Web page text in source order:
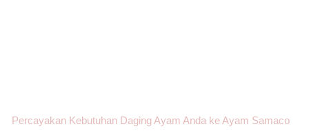
Percayakan Kebutuhan Daging Ayam Anda ke Ayam Samaco